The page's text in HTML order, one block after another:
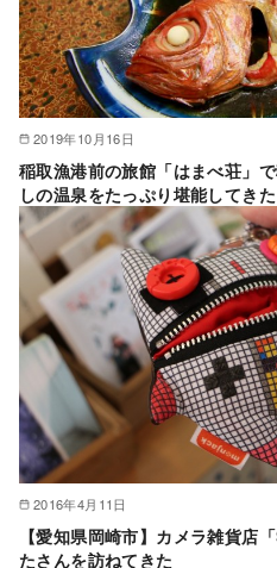
2019年10月16日
稲取漁港前の旅館「はまべ荘」
しの温泉をたっぷり堪能してき
2016年4月11日
【愛知県岡崎市】カメラ雑貨店
たさんを訪ねてきた